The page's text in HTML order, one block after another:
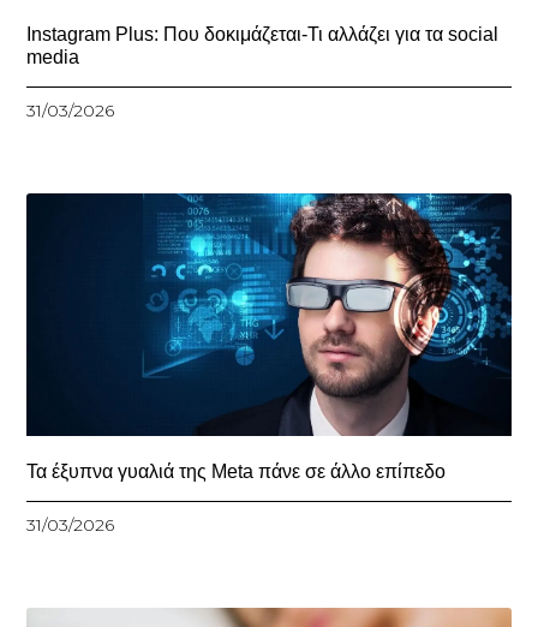
Instagram Plus: Που δοκιμάζεται-Τι αλλάζει για τα social
media
31/03/2026
Τα έξυπνα γυαλιά της Meta πάνε σε άλλο επίπεδο
31/03/2026